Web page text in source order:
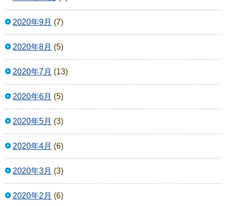
2020年9月 (7)
2020年8月 (5)
2020年7月 (13)
2020年6月 (5)
2020年5月 (3)
2020年4月 (6)
2020年3月 (3)
2020年2月 (6)